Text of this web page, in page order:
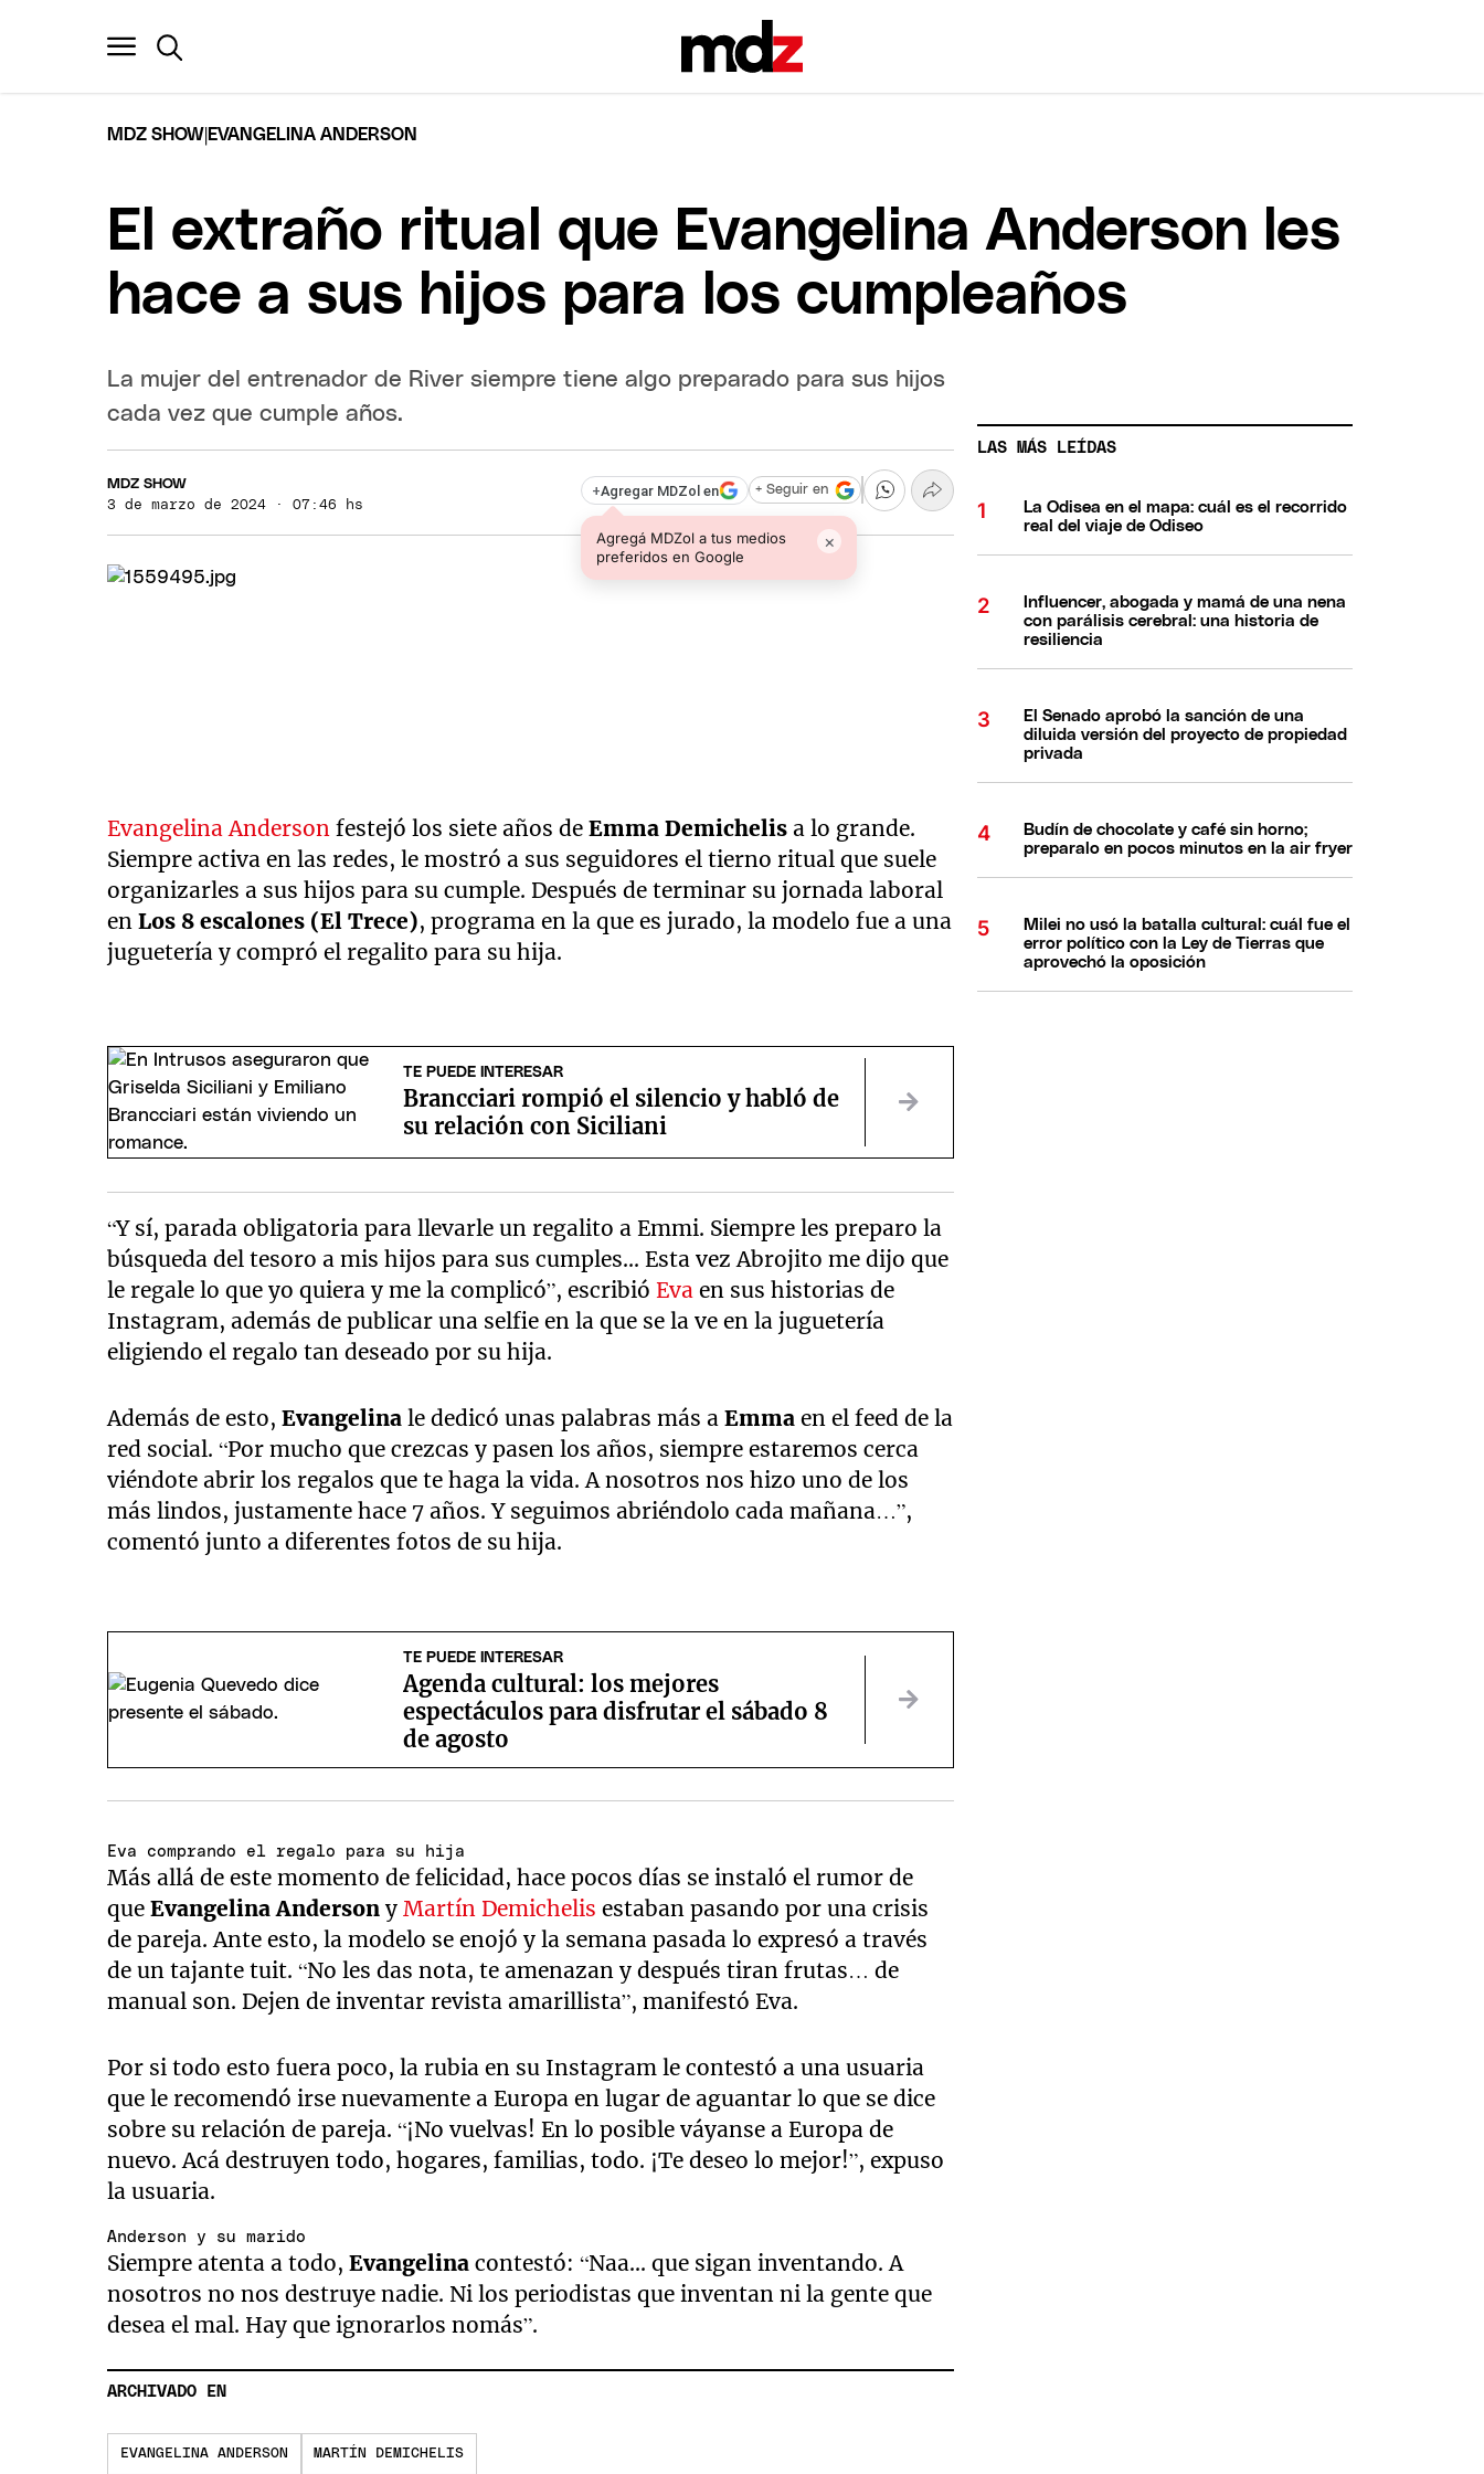
MDZ SHOW EVANGELINA ANDERSON
El extraño ritual que Evangelina Anderson les
hace a sus hijos para los cumpleaños
La mujer del entrenador de River siempre tiene algo preparado para sus hijos
cada vez que cumple años.
MDZ SHOW
3 de marzo de 2024 · 07:46 hs
+Agregar MDZol en
Agregá MDZol a tus medios
preferidos en Google
×
+ Seguir en
Evangelina Anderson festejó los siete años deEmma Demichelis a lo grande.
Siempre activa en las redes, le mostró a sus seguidores el tierno ritual que suele
organizarles a sus hijos para su cumple. Después de terminar su jornada laboral
enLos 8 escalones (El Trece), programa en la que es jurado, la modelo fue a una
juguetería y compró el regalito para su hija.
TE PUEDE INTERESAR
Brancciari rompió el silencio y habló de
su relación con Siciliani
“Y sí, parada obligatoria para llevarle un regalito a Emmi. Siempre les preparo la
búsqueda del tesoro a mis hijos para sus cumples... Esta vez Abrojito me dijo que
le regale lo que yo quiera y me la complicó”, escribióEva en sus historias de
Instagram, además de publicar una selfie en la que se la ve en la juguetería
eligiendo el regalo tan deseado por su hija.
Además de esto,Evangelina le dedicó unas palabras más aEmma en el feed de la
red social. “Por mucho que crezcas y pasen los años, siempre estaremos cerca
viéndote abrir los regalos que te haga la vida. A nosotros nos hizo uno de los
más lindos, justamente hace 7 años. Y seguimos abriéndolo cada mañana…”,
comentó junto a diferentes fotos de su hija.
TE PUEDE INTERESAR
Agenda cultural: los mejores
espectáculos para disfrutar el sábado 8
de agosto
Eva comprando el regalo para su hija
Más allá de este momento de felicidad, hace pocos días se instaló el rumor de
queEvangelina Anderson yMartín Demichelis estaban pasando por una crisis
de pareja. Ante esto, la modelo se enojó y la semana pasada lo expresó a través
de un tajante tuit. “No les das nota, te amenazan y después tiran frutas… de
manual son. Dejen de inventar revista amarillista”, manifestó Eva.
Por si todo esto fuera poco, la rubia en su Instagram le contestó a una usuaria
que le recomendó irse nuevamente a Europa en lugar de aguantar lo que se dice
sobre su relación de pareja. “¡No vuelvas! En lo posible váyanse a Europa de
nuevo. Acá destruyen todo, hogares, familias, todo. ¡Te deseo lo mejor!”, expuso
la usuaria.
Anderson y su marido
Siempre atenta a todo,Evangelina contestó: “Naa... que sigan inventando. A
nosotros no nos destruye nadie. Ni los periodistas que inventan ni la gente que
desea el mal. Hay que ignorarlos nomás”.
ARCHIVADO EN
EVANGELINA ANDERSON MARTÍN DEMICHELIS
LAS MÁS LEÍDAS
La Odisea en el mapa: cuál es el recorrido
real del viaje de Odiseo
Influencer, abogada y mamá de una nena
con parálisis cerebral: una historia de
resiliencia
El Senado aprobó la sanción de una
diluida versión del proyecto de propiedad
privada
Budín de chocolate y café sin horno;
preparalo en pocos minutos en la air fryer
Milei no usó la batalla cultural: cuál fue el
error político con la Ley de Tierras que
aprovechó la oposición